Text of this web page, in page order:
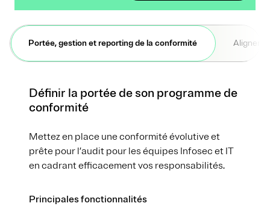
Portée, gestion et reporting de la conformité
Définir la portée de son programme de
conformité
Mettez en place une conformité évolutive et
prête pour l’audit pour les équipes Infosec et IT
en cadrant efficacement vos responsabilités.
Principales fonctionnalités